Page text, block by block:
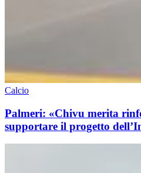
Calcio
Palmeri: «Chivu merita
supportare il progetto